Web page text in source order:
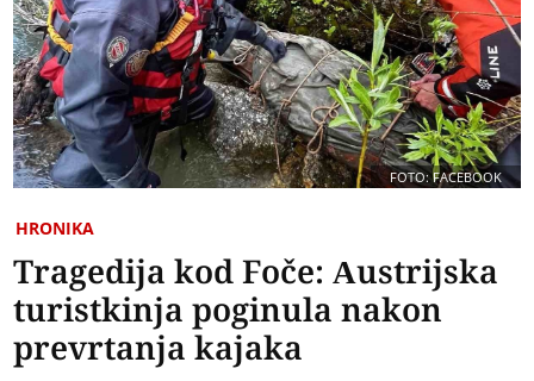
FOTO: FACEBOOK
HRONIKA
Tragedija kod Foče: Austrijska
turistkinja poginula nakon
prevrtanja kajaka